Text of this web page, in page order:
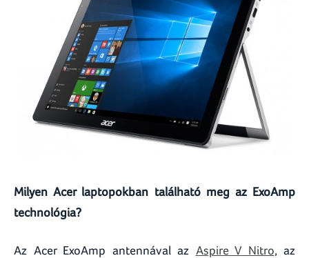
Milyen Acer laptopokban található meg az ExoAmp
technológia?
Az Acer ExoAmp antennával az Aspire V Nitro, az